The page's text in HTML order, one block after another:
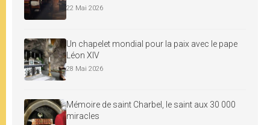
22 Mai 2026
Un chapelet mondial pour la paix avec le pape
Léon XIV
28 Mai 2026
Mémoire de saint Charbel, le saint aux 30 000
miracles